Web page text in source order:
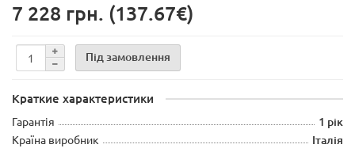
7 228 грн. (137.67€)
Під замовлення
Краткие характеристики
Гарантія 1 рік
Країна виробник
Італія